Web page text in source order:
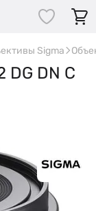
Sigma
DN C